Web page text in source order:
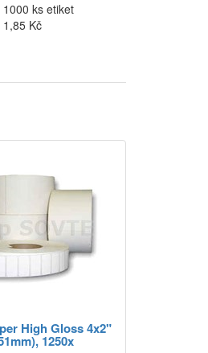
1000 ks etiket
1,85 Kč
High Gloss 4x2"
1250x